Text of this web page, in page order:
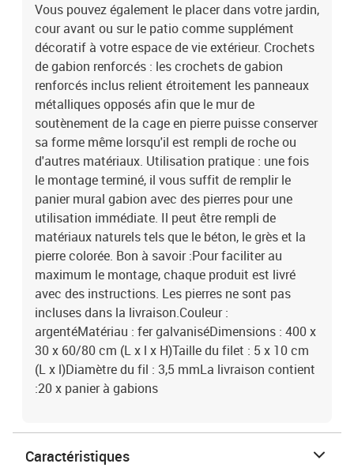
Vous pouvez également le placer dans votre jardin,
cour avant ou sur le patio comme supplément
décoratif à votre espace de vie extérieur. Crochets
de gabion renforcés : les crochets de gabion
renforcés inclus relient étroitement les panneaux
métalliques opposés afin que le mur de
soutènement de la cage en pierre puisse conserver
sa forme même lorsqu'il est rempli de roche ou
d'autres matériaux. Utilisation pratique : une fois
le montage terminé, il vous suffit de remplir le
panier mural gabion avec des pierres pour une
utilisation immédiate. Il peut être rempli de
matériaux naturels tels que le béton, le grès et la
pierre colorée. Bon à savoir :Pour faciliter au
maximum le montage, chaque produit est livré
avec des instructions. Les pierres ne sont pas
incluses dans la livraison.Couleur :
argentéMatériau : fer galvaniséDimensions : 400 x
30 x 60/80 cm (L x l x H)Taille du filet : 5 x 10 cm
(L x l)Diamètre du fil : 3,5 mmLa livraison contient
:20 x panier à gabions
Caractéristiques